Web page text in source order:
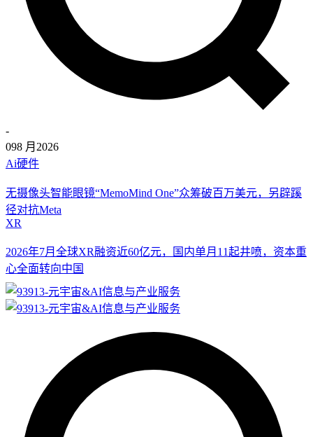
-
098 月 2026
Ai硬件
无摄像头智能眼镜“MemoMind One”众筹破百万美元，另辟蹊
径对抗Meta
XR
2026年7月全球XR融资近60亿元，国内单月11起井喷，资本重
心全面转向中国